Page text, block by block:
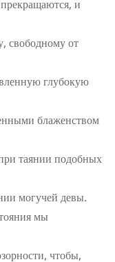
и
свободному от
глубокую
блаженством
таянии подобных
могучей девы.
мы
чтобы,